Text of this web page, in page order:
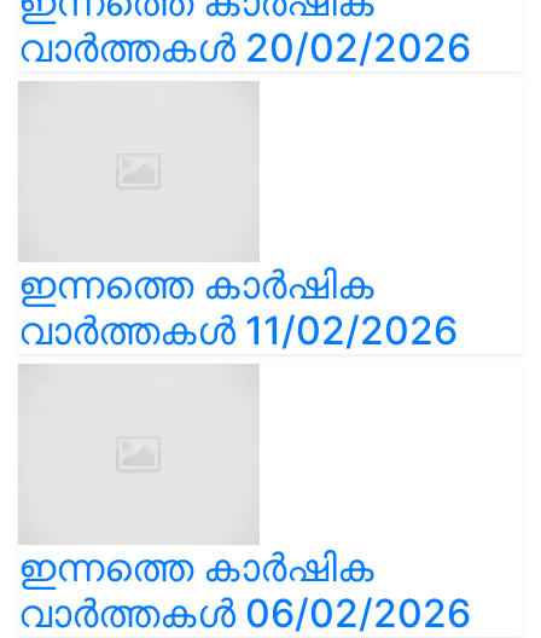
വാർത്തകൾ 20/02/2026
ഇന്നത്തെ കാർഷിക
വാർത്തകൾ 11/02/2026
ഇന്നത്തെ കാർഷിക
വാർത്തകൾ 06/02/2026